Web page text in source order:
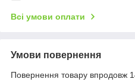
Всі умови оплати
Умови повернення
Повернення товару впродовж